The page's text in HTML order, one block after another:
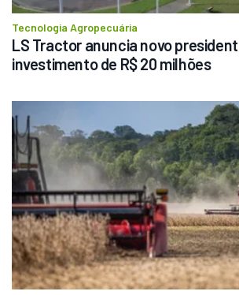
Tecnologia Agropecuária
LS Tractor anuncia novo
investimento de R$ 20 milhões